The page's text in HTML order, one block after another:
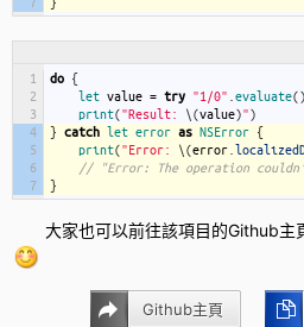
1
2
3
4
5
6
7
do {
let value = try "1/0" evaluate()
print("Result: \ (value)")
} catch let error as NSError {
print("Error: \ (error
// "Error: The operation
}
大家也可以前往該項目的Github主
Github主頁